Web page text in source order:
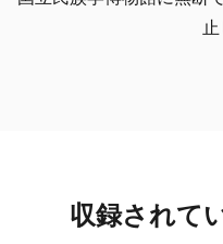
止
収録されて